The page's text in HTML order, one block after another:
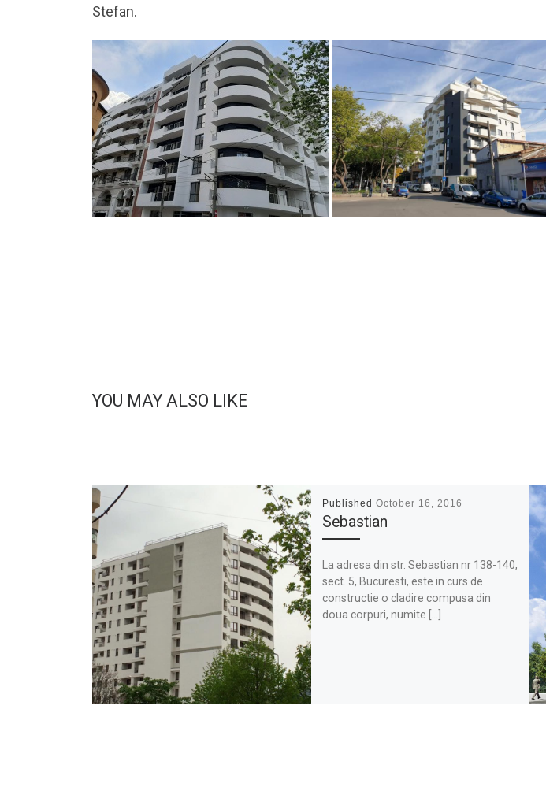
Stefan.
YOU MAY ALSO LIKE
Published October 16, 2016
Sebastian
La adresa din str. Sebastian nr 138-140,
sect. 5, Bucuresti, este in curs de
constructie o cladire compusa din
doua corpuri, numite […]